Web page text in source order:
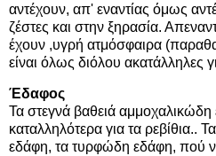
αντέχουν, απ' εναντίας όμως
ζέστες και στην ξηρασία.
έχουν ,υγρή ατμόσφαιρα
είναι όλως διόλου ακατάλληλες
Έδαφος
Τα στεγνά βαθειά αμμοχαλικώδη
καταλληλότερα για τα ρεβίθια..
εδάφη, τα τυρφώδη εδάφη, πού